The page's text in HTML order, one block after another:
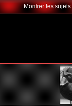
Montrer les